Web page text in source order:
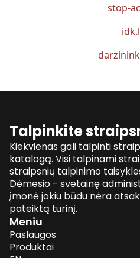
stop-
Talpinkite
Kiekvienas gali talpinti
katalogą. Visi talpinami
straipsnių talpinimo
Dėmesio - svetainę
įmonė jokiu būdu nėra
pateiktą turinį.
Meniu
Paslaugos
Produktai